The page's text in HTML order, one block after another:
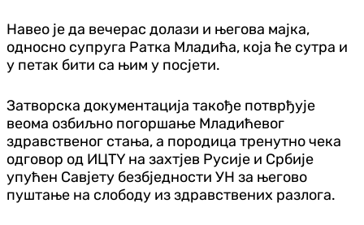
Навео је да вечерас долази и његова мајка,
односно супруга Ратка Младића, која ће сутра и
у петак бити са њим у посјети.
Затворска документација такође потврђује
веома озбиљно погоршање Младићевог
здравственог стања, а породица тренутно чека
одговор од ИЦТY на захтјев Русије и Србије
упућен Савјету безбједности УН за његово
пуштање на слободу из здравствених разлога.